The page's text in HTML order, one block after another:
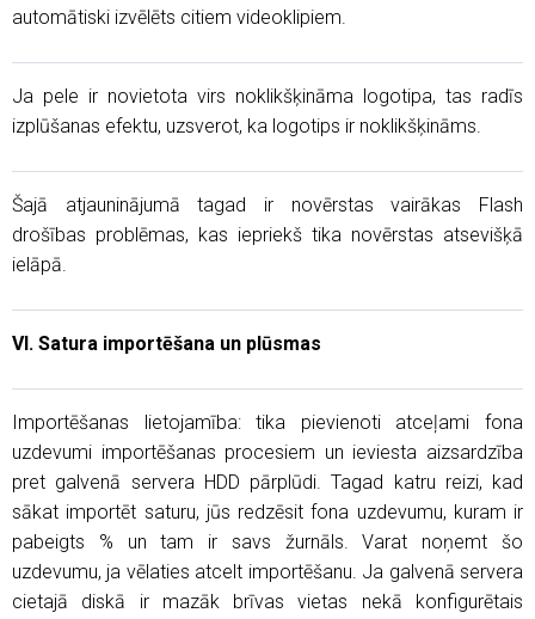
automātiski izvēlēts citiem videoklipiem.
Ja pele ir novietota virs noklikšķināma logotipa, tas radīs
izplūšanas efektu, uzsverot, ka logotips ir noklikšķināms.
Šajā atjauninājumā tagad ir novērstas vairākas Flash
drošības problēmas, kas iepriekš tika novērstas atsevišķā
ielāpā.
VI. Satura importēšana un plūsmas
Importēšanas lietojamība: tika pievienoti atceļami fona
uzdevumi importēšanas procesiem un ieviesta aizsardzība
pret galvenā servera HDD pārplūdi. Tagad katru reizi, kad
sākat importēt saturu, jūs redzēsit fona uzdevumu, kuram ir
pabeigts % un tam ir savs žurnāls. Varat noņemt šo
uzdevumu, ja vēlaties atcelt importēšanu. Ja galvenā servera
cietajā diskā ir mazāk brīvas vietas nekā konfigurētais